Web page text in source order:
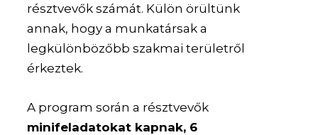
résztvevők számát. Külön örültünk
annak, hogy a munkatársak a
legkülönbözőbb szakmai területről
érkeztek.
A program során a résztvevők
minifeladatokat kapnak, 6